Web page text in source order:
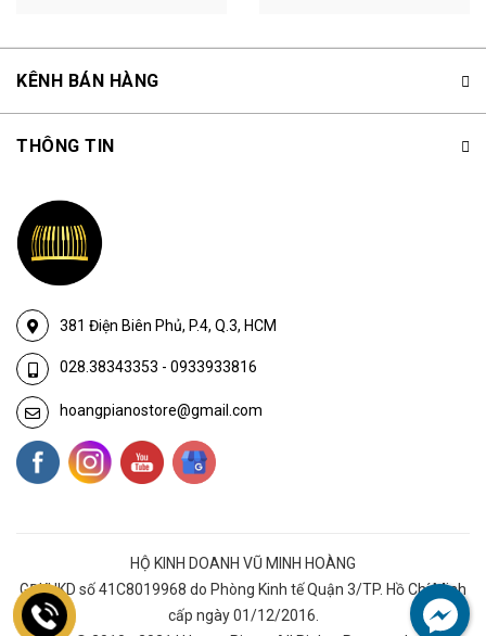
KÊNH BÁN HÀNG
381 Điện Biên Phủ, P.4, Q.3, HCM
028.38343353 - 0933933816
hoangpianostore@gmail.com
THÔNG TIN
HỘ KINH DOANH VŨ MINH HOÀNG
GĐKHKD số 41C8019968 do Phòng Kinh tế Quận 3/TP. Hồ Chí Minh
cấp ngày 01/12/2016.